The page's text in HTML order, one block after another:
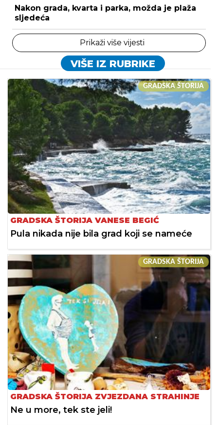
Nakon grada, kvarta i parka, možda je plaža
sljedeća
Prikaži više vijesti
VIŠE IZ RUBRIKE
GRADSKA ŠTORIJA
GRADSKA ŠTORIJA VANESE BEGIĆ
Pula nikada nije bila grad koji se nameće
GRADSKA ŠTORIJA
GRADSKA ŠTORIJA ZVJEZDANA STRAHINJE
Ne u more, tek ste jeli!